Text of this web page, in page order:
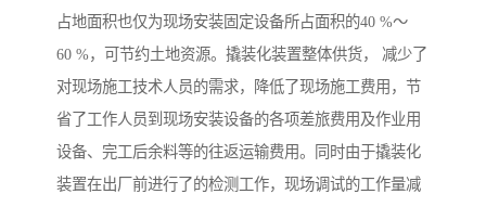
占地面积也仅为现场安装固定设备所占面积的40 %～
60 %，可节约土地资源。撬装化装置整体供货， 减少了
对现场施工技术人员的需求，降低了现场施工费用，节
省了工作人员到现场安装设备的各项差旅费用及作业用
设备、完工后余料等的往返运输费用。同时由于撬装化
装置在出厂前进行了的检测工作，现场调试的工作量减